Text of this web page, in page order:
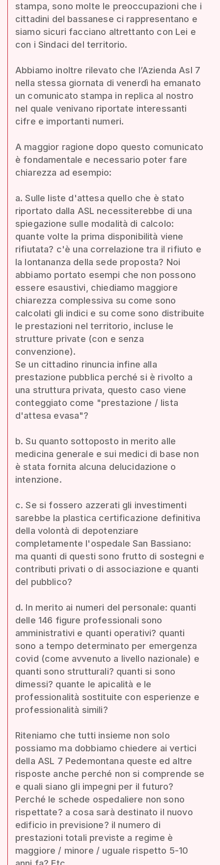
stampa, sono molte le preoccupazioni che i
cittadini del bassanese ci rappresentano e
siamo sicuri facciano altrettanto con Lei e
con i Sindaci del territorio.
Abbiamo inoltre rilevato che l’Azienda Asl 7
nella stessa giornata di venerdì ha emanato
un comunicato stampa in replica al nostro
nel quale venivano riportate interessanti
cifre e importanti numeri.
A maggior ragione dopo questo comunicato
è fondamentale e necessario poter fare
chiarezza ad esempio:
a. Sulle liste d'attesa quello che è stato
riportato dalla ASL necessiterebbe di una
spiegazione sulle modalità di calcolo:
quante volte la prima disponibilità viene
rifiutata? c'è una correlazione tra il rifiuto e
la lontananza della sede proposta? Noi
abbiamo portato esempi che non possono
essere esaustivi, chiediamo maggiore
chiarezza complessiva su come sono
calcolati gli indici e su come sono distribuite
le prestazioni nel territorio, incluse le
strutture private (con e senza
convenzione).
Se un cittadino rinuncia infine alla
prestazione pubblica perché si è rivolto a
una struttura privata, questo caso viene
conteggiato come "prestazione / lista
d'attesa evasa"?
b. Su quanto sottoposto in merito alle
medicina generale e sui medici di base non
è stata fornita alcuna delucidazione o
intenzione.
c. Se si fossero azzerati gli investimenti
sarebbe la plastica certificazione definitiva
della volontà di depotenziare
completamente l'ospedale San Bassiano:
ma quanti di questi sono frutto di sostegni e
contributi privati o di associazione e quanti
del pubblico?
d. In merito ai numeri del personale: quanti
delle 146 figure professionali sono
amministrativi e quanti operativi? quanti
sono a tempo determinato per emergenza
covid (come avvenuto a livello nazionale) e
quanti sono strutturali? quanti si sono
dimessi? quante le apicalità e le
professionalità sostituite con esperienze e
professionalità simili?
Riteniamo che tutti insieme non solo
possiamo ma dobbiamo chiedere ai vertici
della ASL 7 Pedemontana queste ed altre
risposte anche perché non si comprende se
e quali siano gli impegni per il futuro?
Perché le schede ospedaliere non sono
rispettate? a cosa sarà destinato il nuovo
edificio in previsione? il numero di
prestazioni totali previste a regime è
maggiore / minore / uguale rispetto 5-10